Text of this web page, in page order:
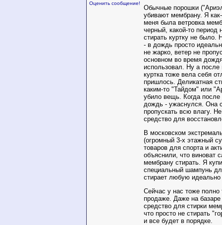
Оценить сообщение!
Обычные порошки
убивают мембрану. Я
меня была ветровка
черный, какой-то период
стирать куртку не было.
- в дождь просто
не жарко, ветер не
основном во время
использовал. Ну а после
куртка тоже вела себя
пришлось. Деликатная
каким-то "Тайдом" или
убило вещь. Когда после
дождь - ужаснулся. Она
пропускать всю влагу.
средство для
В московском
(огромный 3-х этажный
товаров для спорта и
объяснили, что виноват
мембрану стирать. Я
специальный шампунь
стирает любую
Сейчас у нас тоже полно
продаже. Даже на базаре
средство для стирки
что просто не стирать
и все будет в порядке.